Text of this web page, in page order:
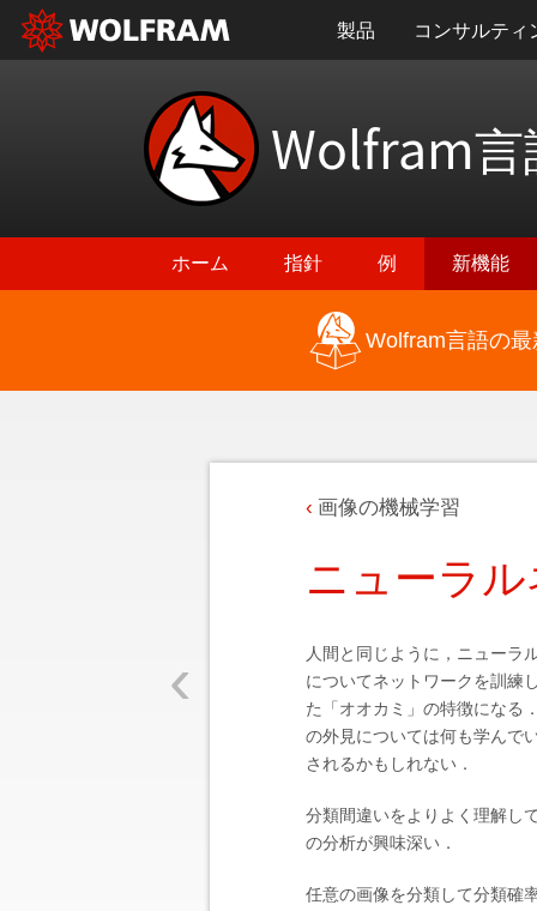
製品 コンサルティ
Wolfram言
ホーム 指針 例 新機能
Wolfram言語の
‹
画像の機械学習
ニューラ
人間と同じように，ニューラ
についてネットワークを訓練
た「オオカミ」の特徴になる
の外見については何も学んで
されるかもしれない．
分類間違いをよりよく理解し
の分析が興味深い．
任意の画像を分類して分類確